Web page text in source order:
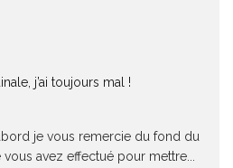
j’ai toujours mal !
je vous remercie du fond du
avez effectué pour mettre...